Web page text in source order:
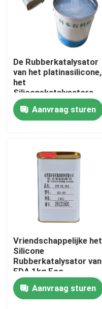
Producten
Ongeveer ons
Fabrieksreis
Kwaliteitscontrole
Contacteer ons
Verzoek om een Citaat
Silicone Rubberinkt
De Rubberkatalysator
van het platinasilicone,
het
Siliconekatalysators
van de
Vulcanisatieversneller
Aanvraag sturen
Vriendschappelijke het
Silicone
Rubberkatalysator van
FDA 1kg Eco
Aanvraag sturen